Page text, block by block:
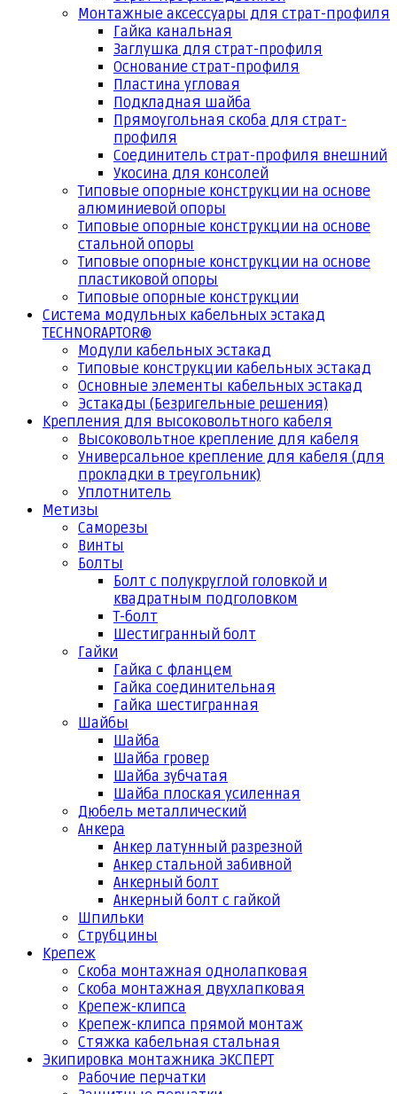
Монтажные аксессуары для страт-профиля
Гайка канальная
Заглушка для страт-профиля
Основание страт-профиля
Пластина угловая
Подкладная шайба
Прямоугольная скоба для страт-
профиля
Соединитель страт-профиля внешний
Укосина для консолей
Типовые опорные конструкции на основе
алюминиевой опоры
Типовые опорные конструкции на основе
стальной опоры
Типовые опорные конструкции на основе
пластиковой опоры
Типовые опорные конструкции
Система модульных кабельных эстакад
TECHNORAPTOR®
Модули кабельных эстакад
Типовые конструкции кабельных эстакад
Основные элементы кабельных эстакад
Эстакады (Безригельные решения)
Крепления для высоковольтного кабеля
Высоковольтное крепление для кабеля
Универсальное крепление для кабеля (для
прокладки в треугольник)
Уплотнитель
Метизы
Саморезы
Винты
Болты
Болт с полукруглой головкой и
квадратным подголовком
Т-болт
Шестигранный болт
Гайки
Гайка с фланцем
Гайка соединительная
Гайка шестигранная
Шайбы
Шайба
Шайба гровер
Шайба зубчатая
Шайба плоская усиленная
Дюбель металлический
Анкера
Анкер латунный разрезной
Анкер стальной забивной
Анкерный болт
Анкерный болт с гайкой
Шпильки
Струбцины
Крепеж
Скоба монтажная однолапковая
Скоба монтажная двухлапковая
Крепеж-клипса
Крепеж-клипса прямой монтаж
Стяжка кабельная стальная
Экипировка монтажника ЭКСПЕРТ
Рабочие перчатки